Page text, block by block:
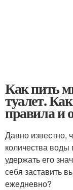
Как пить
туалет.
правила и
Давно известно,
количества воды
удержать его
себя заставить
ежедневно?